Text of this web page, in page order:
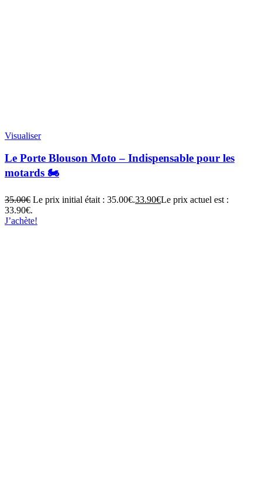
Visualiser
Le Porte Blouson Moto – Indispensable pour les
motards 🏍️
35.00€ Le prix initial était : 35.00€.33.90€Le prix actuel est :
33.90€.
J’achète!